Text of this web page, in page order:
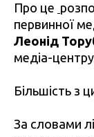
Про це
первинної
Леонід
медіа-центру
Більшість з
За словами